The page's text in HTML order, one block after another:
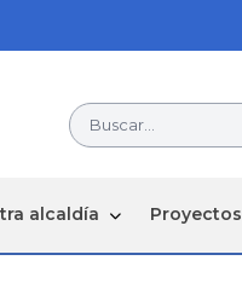
Buscar...
alcaldía Proyectos